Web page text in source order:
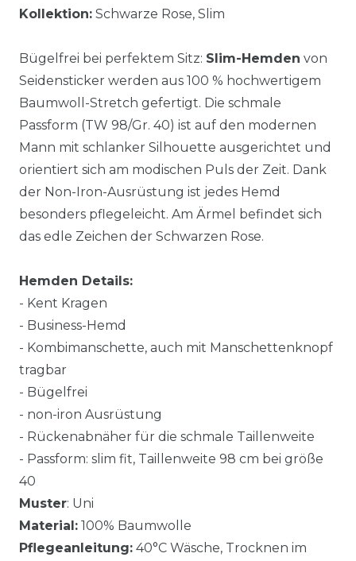
Kollektion: Schwarze Rose, Slim
Bügelfrei bei perfektem Sitz: Slim-Hemden von
Seidensticker werden aus 100 % hochwertigem
Baumwoll-Stretch gefertigt. Die schmale
Passform (TW 98/Gr. 40) ist auf den modernen
Mann mit schlanker Silhouette ausgerichtet und
orientiert sich am modischen Puls der Zeit. Dank
der Non-Iron-Ausrüstung ist jedes Hemd
besonders pflegeleicht. Am Ärmel befindet sich
das edle Zeichen der Schwarzen Rose.
Hemden Details:
- Kent Kragen
- Business-Hemd
- Kombimanschette, auch mit Manschettenknopf
tragbar
- Bügelfrei
- non-iron Ausrüstung
- Rückenabnäher für die schmale Taillenweite
- Passform: slim fit, Taillenweite 98 cm bei größe
40
Muster: Uni
Material: 100% Baumwolle
Pflegeanleitung: 40°C Wäsche, Trocknen im